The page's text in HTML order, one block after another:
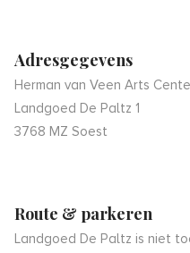
Adresgegevens
Herman van Veen Arts
Landgoed De Paltz 1
3768 MZ Soest
Route & parkeren
Landgoed De Paltz is niet